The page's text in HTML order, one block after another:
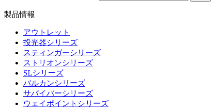
製品情報
アウトレット
投光器シリーズ
スティンガーシリーズ
ストリオンシリーズ
SLシリーズ
バルカンシリーズ
サバイバーシリーズ
ウェイポイントシリーズ